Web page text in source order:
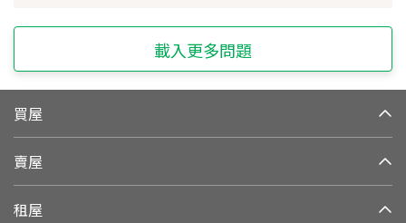
載入更多問題
買屋
賣屋
租屋